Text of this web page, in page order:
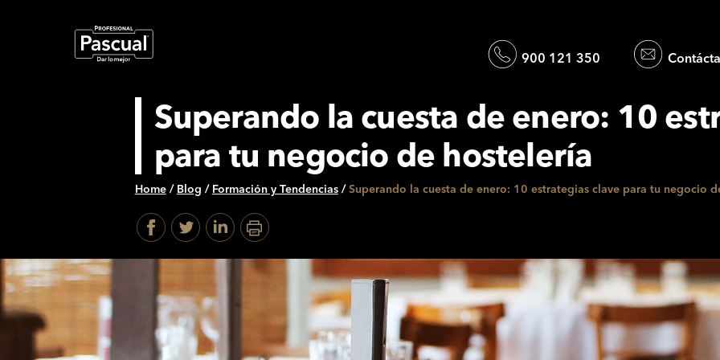
900 121 350
Superando la cuesta de enero: 10
para tu negocio de hostelería
Home/ Blog / Formación y Tendencias/Superando la cuesta de enero: 10 estrategias clave para tu negocio